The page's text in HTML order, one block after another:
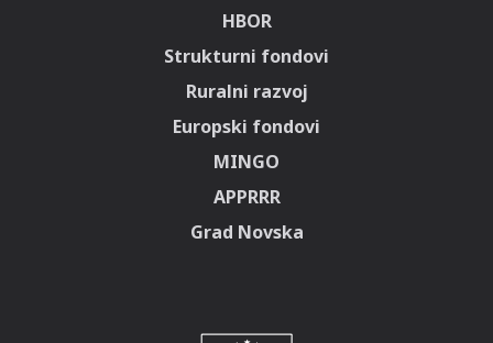
HBOR
Strukturni fondovi
Ruralni razvoj
Europski fondovi
MINGO
APPRRR
Grad Novska